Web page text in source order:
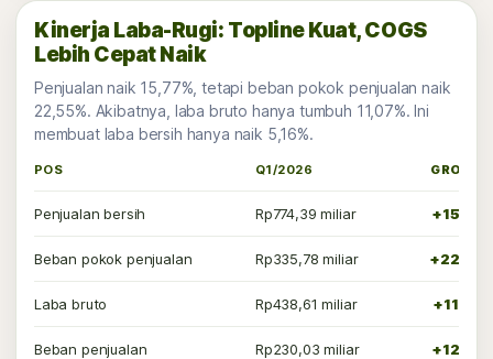
Kinerja Laba-Rugi: Topline Kuat, COGS
Lebih Cepat Naik
Penjualan naik 15,77%, tetapi beban pokok penjualan naik
22,55%. Akibatnya, laba bruto hanya tumbuh 11,07%. Ini
membuat laba bersih hanya naik 5,16%.
POS Q1/2026
Penjualan bersih Rp774,39 miliar
Beban pokok penjualan Rp335,78 miliar
Laba bruto Rp438,61 miliar
Beban penjualan Rp230,03 miliar